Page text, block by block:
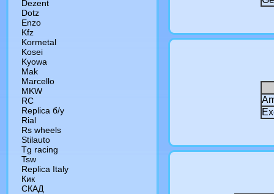
Dezent
Dotz
Enzo
Kfz
Kormetal
Kosei
Kyowa
Mak
Marcello
MKW
RC
Replica б/у
Rial
Rs wheels
Stilauto
Tg racing
Tsw
Replica Italy
Кик
СКАД